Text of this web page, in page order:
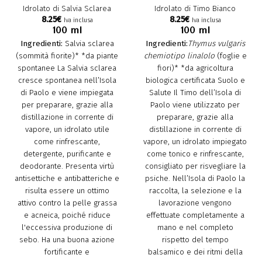
Idrolato di Salvia Sclarea
8.25€ Iva inclusa
100 ml
Ingredienti: Salvia sclarea
(sommità fiorite)* *da piante
spontanee La Salvia sclarea
cresce spontanea nell’Isola
di Paolo e viene impiegata
per preparare, grazie alla
distillazione in corrente di
vapore, un idrolato utile
come rinfrescante,
detergente, purificante e
deodorante. Presenta virtù
antisettiche e antibatteriche e
risulta essere un ottimo
attivo contro la pelle grassa
e acneica, poiché riduce
l'eccessiva produzione di
sebo. Ha una buona azione
fortificante e
Idrolato di Timo Bianco
8.25€ Iva inclusa
100 ml
Ingredienti:Thymus vulgaris
chemiotipo linalolo (foglie e
fiori)* *da agricoltura
biologica certificata Suolo e
Salute Il Timo dell’Isola di
Paolo viene utilizzato per
preparare, grazie alla
distillazione in corrente di
vapore, un idrolato impiegato
come tonico e rinfrescante,
consigliato per risvegliare la
psiche. Nell’Isola di Paolo la
raccolta, la selezione e la
lavorazione vengono
effettuate completamente a
mano e nel completo
rispetto del tempo
balsamico e dei ritmi della